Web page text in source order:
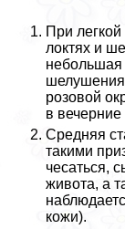
При
локтях и
небольшая
розовой
в
Средняя
такими
чесаться,
живота, а
кожи).